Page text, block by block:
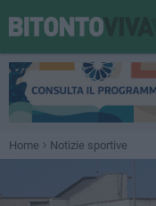
Home Notizie sportive